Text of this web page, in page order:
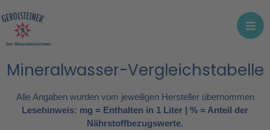
Der Mineralienrechner
Mineralwasser-Vergleichstabelle
Alle Angaben wurden vom jeweiligen Hersteller übernommen
Lesehinweis: mg = Enthalten in 1 Liter | % = Anteil der
Nährstoffbezugswerte.